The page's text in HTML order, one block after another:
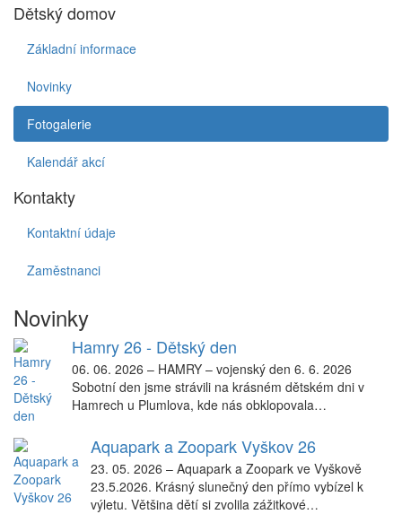
Dětský domov
Základní informace
Novinky
Fotogalerie
Kalendář akcí
Kontakty
Kontaktní údaje
Zaměstnanci
Novinky
Hamry 26 - Dětský den
06. 06. 2026 – HAMRY – vojenský den 6. 6. 2026
Sobotní den jsme strávili na krásném dětském dni v
Hamrech u Plumlova, kde nás obklopovala…
Aquapark a Zoopark Vyškov 26
23. 05. 2026 – Aquapark a Zoopark ve Vyškově
23.5.2026. Krásný slunečný den přímo vybízel k
výletu. Většina dětí si zvolila zážitkové…